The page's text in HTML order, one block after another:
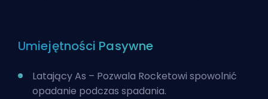
Umiejętności Pasywne
Latający As – Pozwala Rocketowi spowolnić
opadanie podczas spadania.